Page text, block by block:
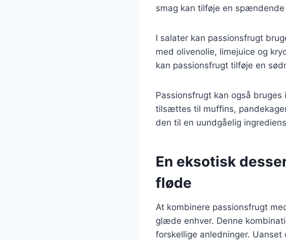
smag kan tilføje en
I salater kan passionsfrugt
med olivenolie, limejuice og
kan passionsfrugt tilføje en
Passionsfrugt kan også
tilsættes til muffins,
den til en uundgåelig
En eksotisk
fløde
At kombinere passionsfrugt
glæde enhver. Denne
forskellige anledninger.